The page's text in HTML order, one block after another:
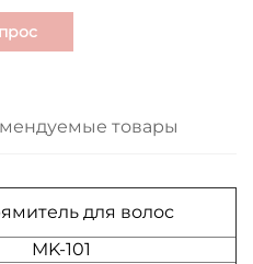
товары
для волос
MK-101